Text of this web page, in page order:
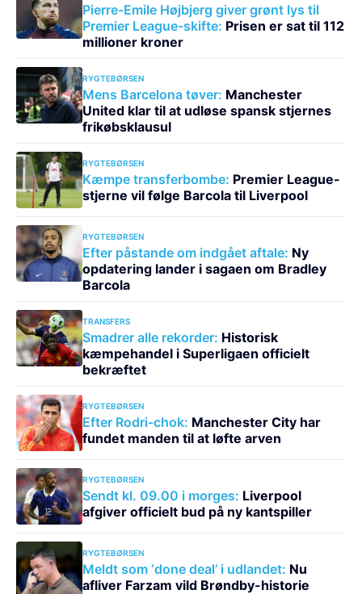
Pierre-Emile Højbjerg giver grønt lys til
Premier League-skifte: Prisen er sat til 112
millioner kroner
RYGTEBØRSEN
Mens Barcelona tøver: Manchester
United klar til at udløse spansk stjernes
frikøbsklausul
RYGTEBØRSEN
Kæmpe transferbombe: Premier League-
stjerne vil følge Barcola til Liverpool
RYGTEBØRSEN
Efter påstande om indgået aftale: Ny
opdatering lander i sagaen om Bradley
Barcola
TRANSFERS
Smadrer alle rekorder: Historisk
kæmpehandel i Superligaen officielt
bekræftet
RYGTEBØRSEN
Efter Rodri-chok: Manchester City har
fundet manden til at løfte arven
RYGTEBØRSEN
Sendt kl. 09.00 i morges: Liverpool
afgiver officielt bud på ny kantspiller
RYGTEBØRSEN
Meldt som ‘done deal’ i udlandet: Nu
afliver Farzam vild Brøndby-historie